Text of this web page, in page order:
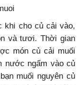
khi cho củ cải vào,
và tươi. Thời gian
món củ cải muối
nước ngấm vào củ
muối nguyên củ